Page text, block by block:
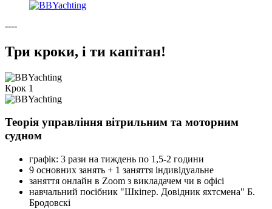
----
Три кроки, і ти капітан!
Крок 1
Теорія управління вітрильним та моторним
судном
графік: 3 рази на тиждень по 1,5-2 години
9 основних занять + 1 заняття індивідуальне
заняття онлайн в Zoom з викладачем чи в офісі
навчальний посібник "Шкіпер. Довідник яхтсмена" Б.
Бродовскі